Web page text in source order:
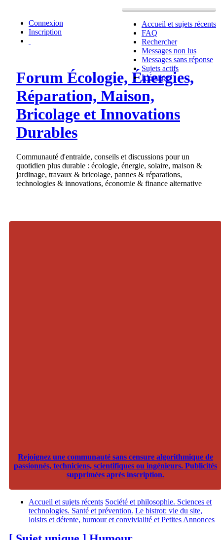
Accueil et sujets récents
FAQ
Rechercher
Messages non lus
Messages sans réponse
Sujets actifs
L’équipe
Connexion
Inscription
Forum Écologie, Énergies,
Réparation, Maison,
Bricolage et Innovations
Durables
Communauté d'entraide, conseils et discussions pour un
quotidien plus durable : écologie, énergie, solaire, maison &
jardinage, travaux & bricolage, pannes & réparations,
technologies & innovations, économie & finance alternative
Rejoignez une communauté sans censure algorithmique de
passionnés, techniciens, scientifiques ou ingénieurs. Publicités
supprimées après inscription.
Accueil et sujets récents Société et philosophie. Sciences et
technologies. Santé et prévention. Le bistrot: vie du site,
loisirs et détente, humour et convivialité et Petites Annonces